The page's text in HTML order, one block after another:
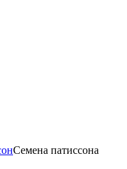
Семена патиссона